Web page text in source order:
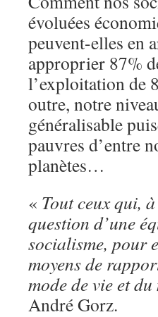
évoluées
peuvent-elles en
approprier 87%
l’exploitation de
outre, notre
généralisable
pauvres d’entre
planètes…
« Tout ceux qui,
question d’une
socialisme, pour
moyens de
mode de vie et
André Gorz.